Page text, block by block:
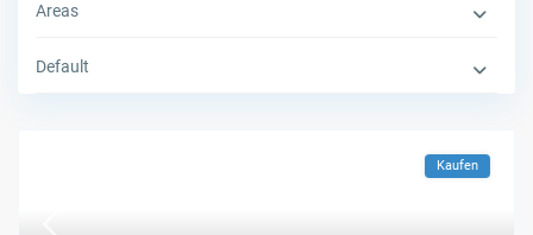
Areas
Default
Kaufen